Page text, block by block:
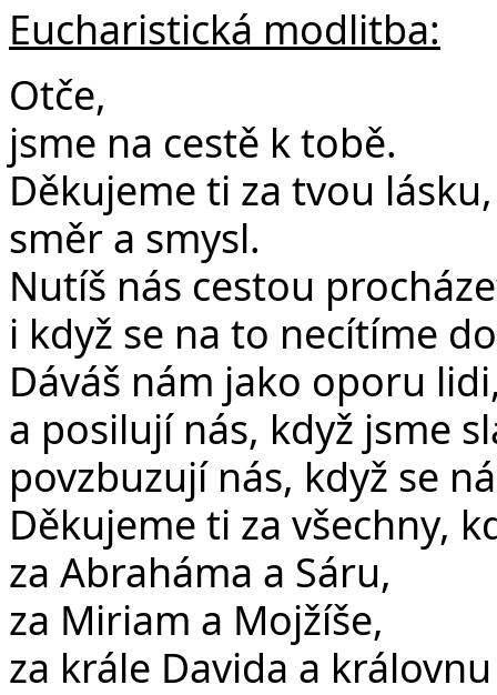
Eucharistická modlitba:
Otče,
jsme na cestě k tobě.
Děkujeme ti za tvou
směr a smysl.
Nutíš nás cestou
i když se na to necítíme
Dáváš nám jako oporu
a posilují nás, když jsme
povzbuzují nás, když se
Děkujeme ti za všechny,
za Abraháma a Sáru,
za Miriam a Mojžíše,
za krále Davida a královnu